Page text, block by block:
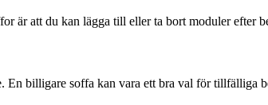
är att du kan lägga till eller ta bort moduler
En billigare soffa kan vara ett bra val för